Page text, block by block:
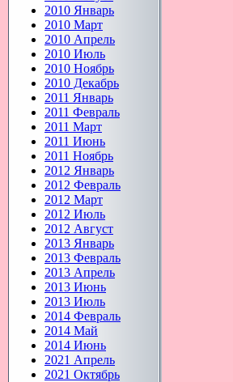
2010 Январь
2010 Март
2010 Апрель
2010 Июль
2010 Ноябрь
2010 Декабрь
2011 Январь
2011 Февраль
2011 Март
2011 Июнь
2011 Ноябрь
2012 Январь
2012 Февраль
2012 Март
2012 Июль
2012 Август
2013 Январь
2013 Февраль
2013 Апрель
2013 Июнь
2013 Июль
2014 Февраль
2014 Май
2014 Июнь
2021 Апрель
2021 Октябрь